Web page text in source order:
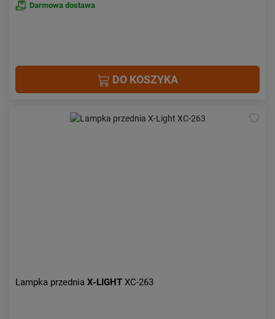
Darmowa dostawa
DO KOSZYKA
Lampka przednia X-LIGHT XC-263